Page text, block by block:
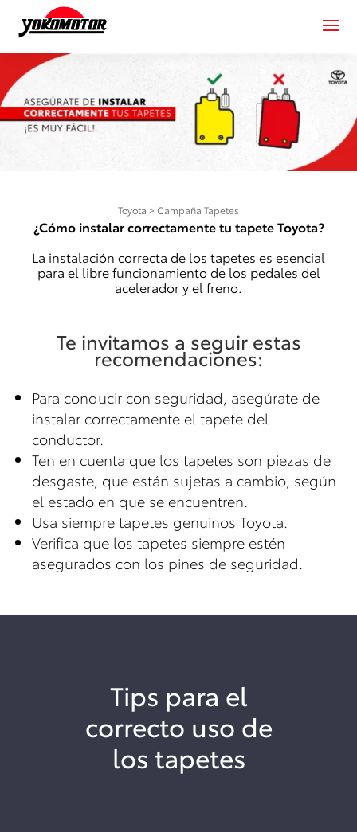
Toyota > Campaña Tapetes
¿Cómo instalar correctamente tu tapete Toyota?
La instalación correcta de los tapetes es esencial
para el libre funcionamiento de los pedales del
acelerador y el freno.
Te invitamos a seguir estas
recomendaciones:
Para conducir con seguridad, asegúrate de
instalar correctamente el tapete del
conductor.
Ten en cuenta que los tapetes son piezas de
desgaste, que están sujetas a cambio, según
el estado en que se encuentren.
Usa siempre tapetes genuinos Toyota.
Verifica que los tapetes siempre estén
asegurados con los pines de seguridad.
Tips para el
correcto uso de
los tapetes